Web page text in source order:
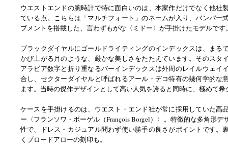
ウエストエンドの腕時計で特に面白いのは、本家作だけでなく他社
ている点。こちらは「マルチフォート」のネームが入り、バンパー
ブメントを搭載した、言わずもがな〈ミドー〉が手掛けたモデルです
ブラックダイヤルにゴールドライティングのインデックスは、まる
かび上がる月のような、厳かな美しさをたたえています。そのスタ
アラビア数字と折り重なるバーインデックスは外周のレイルウェイ
合し、セクターダイヤルと呼ばれるアール・デコ特有の幾何学的な
ます。当時の傑作デザインとして高い人気を誇ると同時に、極めて
ケースを手掛けるのは、ウエスト・エンド社が常に採用していた高
ー〈フランソワ・ボーゲル（François Borgel）〉。特徴的な多角形デ
性で、ドレス・カジュアル問わず使い勝手の良さがポイントです。
くブロードアローの刻印も。